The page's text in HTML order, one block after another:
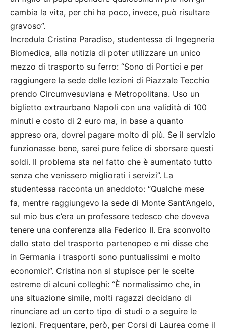
cambia la vita, per chi ha poco, invece, può risultare
gravoso”.
Incredula Cristina Paradiso, studentessa di Ingegneria
Biomedica, alla notizia di poter utilizzare un unico
mezzo di trasporto su ferro: “Sono di Portici e per
raggiungere la sede delle lezioni di Piazzale Tecchio
prendo Circumvesuviana e Metropolitana. Uso un
biglietto extraurbano Napoli con una validità di 100
minuti e costo di 2 euro ma, in base a quanto
appreso ora, dovrei pagare molto di più. Se il servizio
funzionasse bene, sarei pure felice di sborsare questi
soldi. Il problema sta nel fatto che è aumentato tutto
senza che venissero migliorati i servizi”. La
studentessa racconta un aneddoto: “Qualche mese
fa, mentre raggiungevo la sede di Monte Sant’Angelo,
sul mio bus c’era un professore tedesco che doveva
tenere una conferenza alla Federico II. Era sconvolto
dallo stato del trasporto partenopeo e mi disse che
in Germania i trasporti sono puntualissimi e molto
economici”. Cristina non si stupisce per le scelte
estreme di alcuni colleghi: “È normalissimo che, in
una situazione simile, molti ragazzi decidano di
rinunciare ad un certo tipo di studi o a seguire le
lezioni. Frequentare, però, per Corsi di Laurea come il